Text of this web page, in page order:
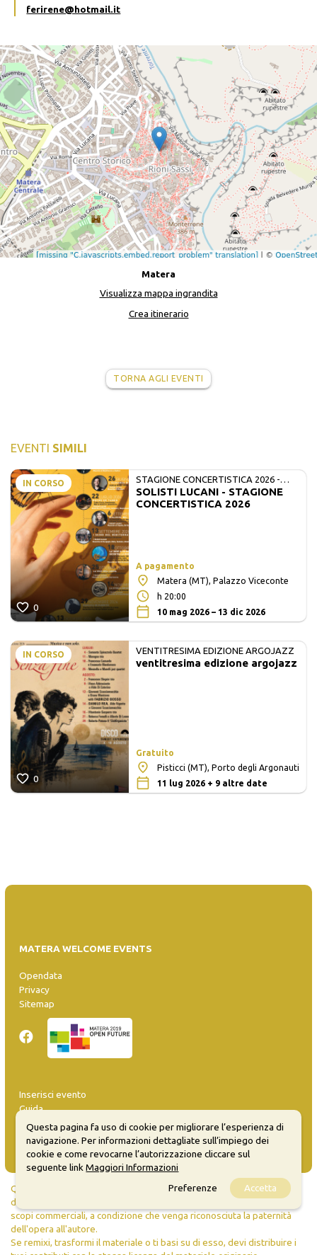
ferirene@hotmail.it
Matera
Visualizza mappa ingrandita
Crea itinerario
TORNA AGLI EVENTI
EVENTI SIMILI
IN CORSO
0
STAGIONE CONCERTISTICA 2026 -
MATE E SOLISTI LUCANI
SOLISTI LUCANI - STAGIONE
CONCERTISTICA 2026
A pagamento
Matera (MT), Palazzo Viceconte
h 20:00
10 mag 2026 – 13 dic 2026
IN CORSO
0
VENTITRESIMA EDIZIONE ARGOJAZZ
ventitresima edizione argojazz
Gratuito
Pisticci (MT), Porto degli Argonauti
11 lug 2026 + 9 altre date
MATERA WELCOME EVENTS
Opendata
Privacy
Sitemap
Inserisci evento
Guida
FAQ
info@materaevents.it
Quanto realizzato è sottoposto a licenza CC-BY-SA che permette di
distribuire, modificare, creare opere derivate dall'originale, anche a
scopi commerciali, a condizione che venga riconosciuta la paternità
dell'opera all'autore.
Se remixi, trasformi il materiale o ti basi su di esso, devi distribuire i
Questa pagina fa uso di cookie per migliorare l’esperienza di
navigazione. Per informazioni dettagliate sull’impiego dei
cookie e come revocarne l’autorizzazione cliccare sul
seguente linkMaggiori Informazioni
Preferenze
Accetta